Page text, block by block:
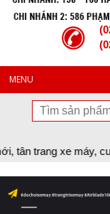
MENU
xe máy, cung cấp đồ